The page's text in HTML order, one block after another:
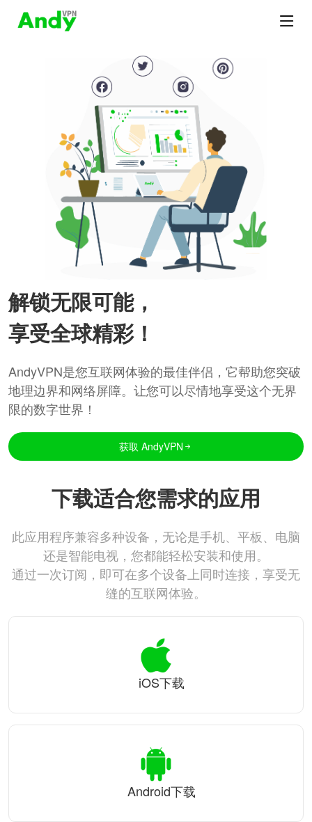
解锁无限可能，
享受全球精彩！
AndyVPN是您互联网体验的最佳伴侣，它帮助您突破
地理边界和网络屏障。让您可以尽情地享受这个无界
限的数字世界！
获取 AndyVPN
下载适合您需求的应用
此应用程序兼容多种设备，无论是手机、平板、电脑
还是智能电视，您都能轻松安装和使用。
通过一次订阅，即可在多个设备上同时连接，享受无
缝的互联网体验。
iOS下载
Android下载